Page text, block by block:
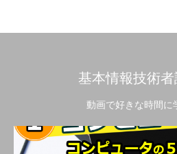
基本情報技術
動画で好きな時間に